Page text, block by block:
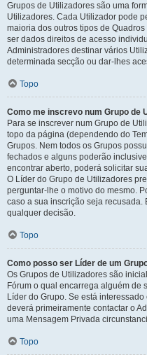
Grupos de Utilizadores são uma
Utilizadores. Cada Utilizador pode
maioria dos outros tipos de
ser dados direitos de acesso
Administradores destinar vários
determinada secção ou dar-lhes
Topo
Como me inscrevo num Grupo de
Para se inscrever num Grupo de
topo da página (dependendo do
Grupos. Nem todos os Grupos
fechados e alguns poderão
encontrar aberto, poderá solicitar
O Líder do Grupo de Utilizadores
perguntar-lhe o motivo do mesmo.
caso a sua inscrição seja
qualquer decisão.
Topo
Como posso ser Líder de um
Os Grupos de Utilizadores são
Fórum o qual encarrega alguém de
Líder do Grupo. Se está
deverá primeiramente contactar o
uma Mensagem Privada
Topo